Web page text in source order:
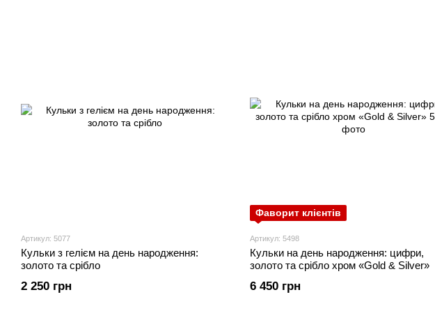
Артикул: 5077
Кульки з гелієм на день народження:
золото та срібло
2 250 грн
Фаворит клієнтів
Артикул: 5498
Кульки на день народження: цифри,
золото та срібло хром «Gold & Silver»
6 450 грн